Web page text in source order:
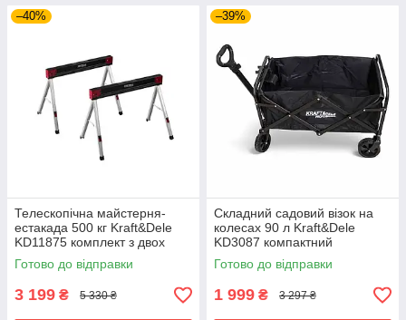
–40%
Телескопічна майстерня-
естакада 500 кг Kraft&Dele
KD11875 комплект з двох
регульованих стійок
Готово до відправки
3 199 ₴ 5 330 ₴
–39%
Складний садовий візок на
колесах 90 л Kraft&Dele
KD3087 компактний
транспортний візок
Готово до відправки
1 999 ₴ 3 297 ₴